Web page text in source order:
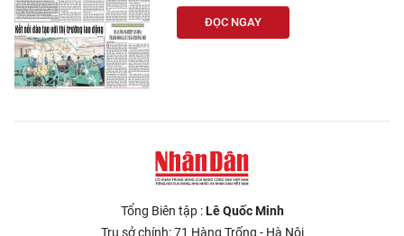
ĐỌC NGAY
Tổng Biên tập :Lê Quốc Minh
Trụ sở chính: 71 Hàng Trống - Hà Nội